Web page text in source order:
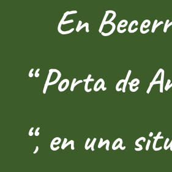
En
“Porta de
“, en una